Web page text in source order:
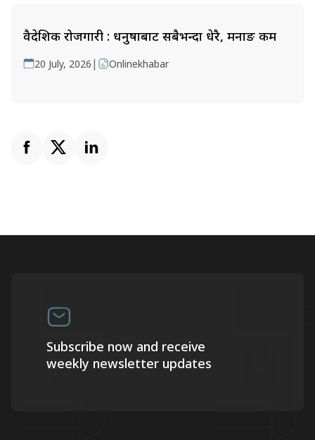
वैदेशिक रोजगारी : धनुषाबाट सबैभन्दा धेरै, मनाङ कम
20 July, 2026 | Onlinekhabar
Subscribe now and receive
weekly newsletter updates